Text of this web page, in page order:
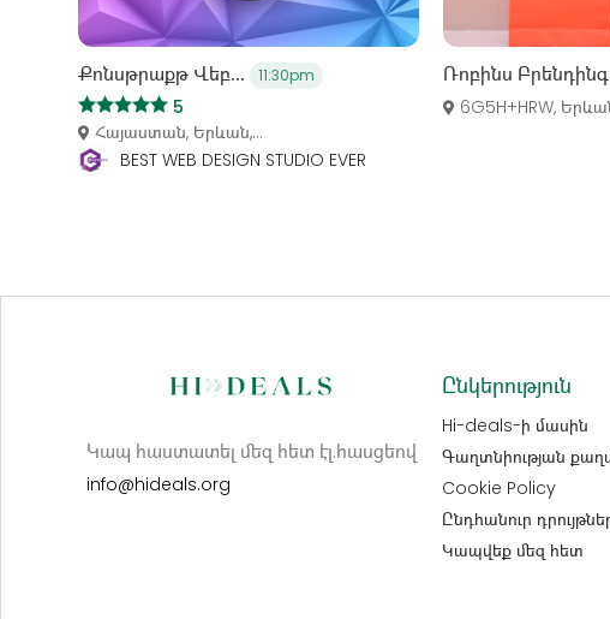
Քոնսթրաքթ Վեբ... 11:30pm
5
Հայաստան, Երևան,...
BEST WEB DESIGN STUDIO EVER
Ռոբինս
6G5H+HRW,
Կապ հաստատել մեզ հետ էլ.հասցեով
info@hideals.org
Ընկերություն
Hi-deals-ի մասին
Գաղտնիության
Cookie Policy
Ընդհանուր
Կապվեք մեզ հետ